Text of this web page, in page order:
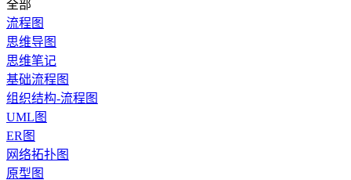
全部
流程图
思维导图
思维笔记
基础流程图
组织结构-流程图
UML图
ER图
网络拓扑图
原型图